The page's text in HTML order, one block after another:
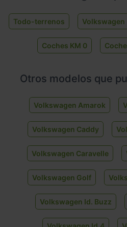
Todo-terrenos Volkswagen
Coches KM 0
Otros modelos que
Volkswagen Amarok
Volkswagen Caddy
Volkswagen Caravelle
Volkswagen Golf
Volkswagen Id. Buzz